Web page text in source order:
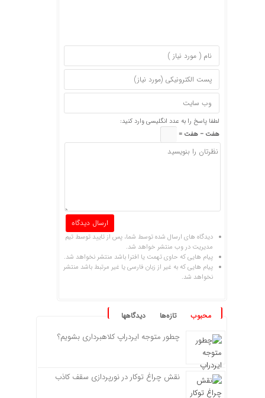
لطفا پاسخ را به عدد انگلیسی وارد کنید:
هفت − هفت =
دیدگاه های ارسال شده توسط شما، پس از تایید توسط تیم
مدیریت در وب منتشر خواهد شد.
پیام هایی که حاوی تهمت یا افترا باشد منتشر نخواهد شد.
پیام هایی که به غیر از زبان فارسی یا غیر مرتبط باشد منتشر
نخواهد شد.
محبوب تازه‌ها دیدگاهها
چطور متوجه ایردراپ کلاهبرداری بشویم؟
نقش چراغ توکار در نورپردازی سقف کاذب